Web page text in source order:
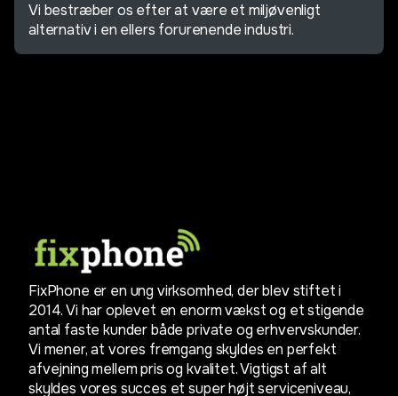
Vi bestræber os efter at være et miljøvenligt
alternativ i en ellers forurenende industri.
FixPhone er en ung virksomhed, der blev stiftet i
2014. Vi har oplevet en enorm vækst og et stigende
antal faste kunder både private og erhvervskunder.
Vi mener, at vores fremgang skyldes en perfekt
afvejning mellem pris og kvalitet. Vigtigst af alt
skyldes vores succes et super højt serviceniveau,